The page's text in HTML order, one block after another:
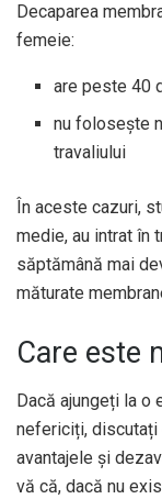
Decaparea
femeie:
are peste 40
nu folosește
travaliului
În aceste cazuri,
medie, au intrat în
săptămână mai
măturate
Care este
Dacă ajungeți la
nefericiți, discutați
avantajele și
vă că, dacă nu